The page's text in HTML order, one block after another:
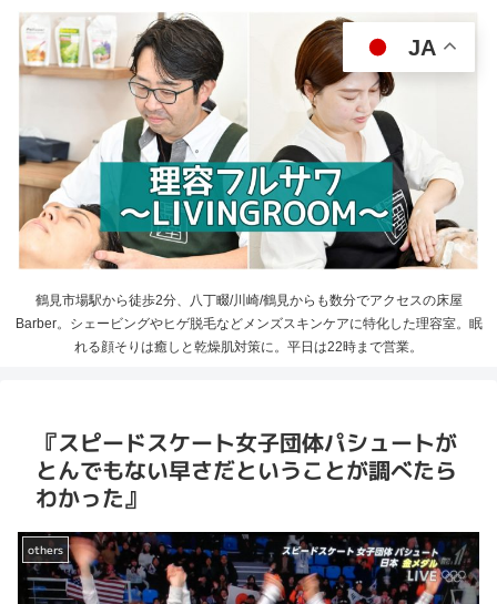
鶴見市場駅から徒歩2分、八丁畷/川崎/鶴見からも数分でアクセスの床屋
Barber。シェービングやヒゲ脱毛などメンズスキンケアに特化した理容室。眠
れる顔そりは癒しと乾燥肌対策に。平日は22時まで営業。
『スピードスケート女子団体パシュートが
とんでもない早さだということが調べたら
わかった』
others
JA